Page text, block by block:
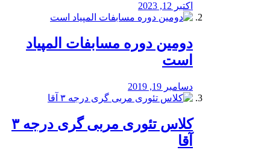
اکتبر 12, 2023
دومین دوره مسابفات المپیاد
است
دسامبر 19, 2019
کلاس تئوری مربی گری درجه ۳
آقا